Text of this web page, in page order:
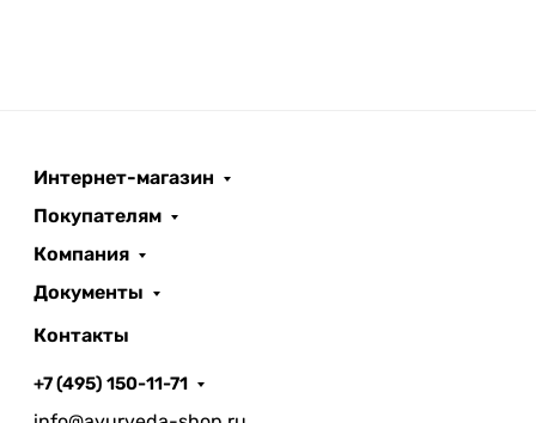
Интернет-магазин
Покупателям
Компания
Документы
Контакты
+7 (495) 150-11-71